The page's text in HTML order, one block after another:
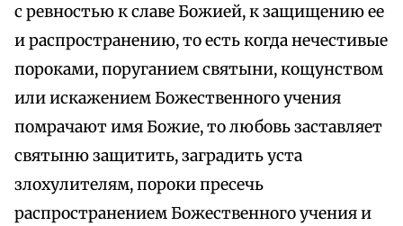
с ревностью к славе Божией, к защищению ее
и распространению, то есть когда нечестивые
пороками, поруганием святыни, кощунством
или искажением Божественного учения
помрачают имя Божие, то любовь заставляет
святыню защитить, заградить уста
злохулителям, пороки пресечь
распространением Божественного учения и